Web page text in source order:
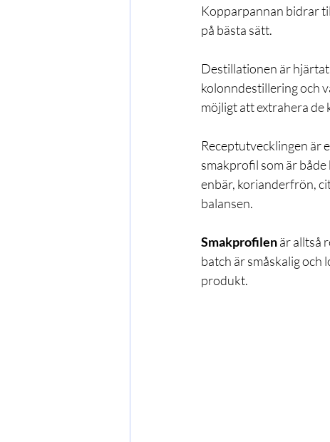
Kopparpannan bidrar
på bästa sätt.
Destillationen är
kolonndestillering och
möjligt att extrahera
Receptutvecklingen är
smakprofil som är
enbär, korianderfrön,
balansen.
Smakprofilen är alltså
batch är småskalig och
produkt.